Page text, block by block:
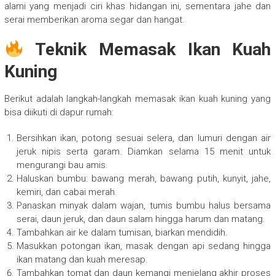
alami yang menjadi ciri khas hidangan ini, sementara jahe dan
serai memberikan aroma segar dan hangat.
Teknik Memasak Ikan Kuah
Kuning
Berikut adalah langkah-langkah memasak ikan kuah kuning yang
bisa diikuti di dapur rumah:
Bersihkan ikan, potong sesuai selera, dan lumuri dengan air
jeruk nipis serta garam. Diamkan selama 15 menit untuk
mengurangi bau amis.
Haluskan bumbu: bawang merah, bawang putih, kunyit, jahe,
kemiri, dan cabai merah.
Panaskan minyak dalam wajan, tumis bumbu halus bersama
serai, daun jeruk, dan daun salam hingga harum dan matang.
Tambahkan air ke dalam tumisan, biarkan mendidih.
Masukkan potongan ikan, masak dengan api sedang hingga
ikan matang dan kuah meresap.
Tambahkan tomat dan daun kemangi menjelang akhir proses